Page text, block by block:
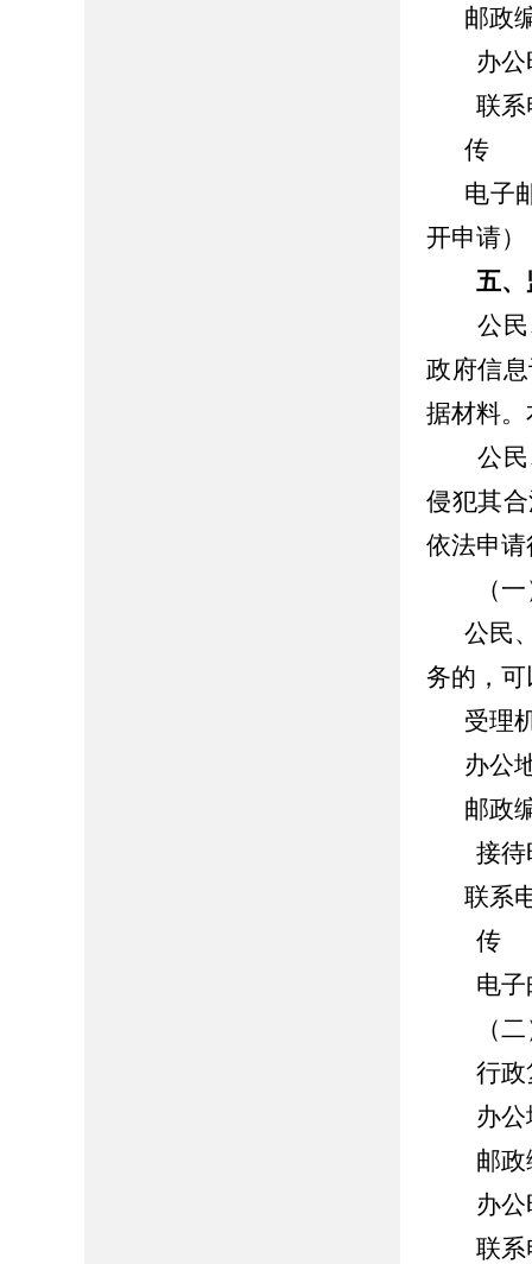
邮政
办公时
联系电
传
电子
开申请）
五
公民、
政府信
据材料
公民、
侵犯其
依法申
（一
公民
务的，
受理
办公
邮政
接待时
联系
传 真
电子邮
（二
行政复
办公地
邮政
办公时
联系电